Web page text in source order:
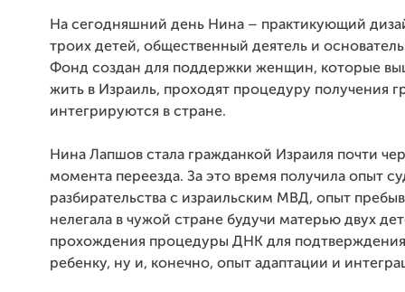
На сегодняшний день Нина – практикующий
троих детей, общественный деятель и
Фонд создан для поддержки женщин, которые
жить в Израиль, проходят процедуру получения
интегрируются в стране.
Нина Лапшов стала гражданкой Израиля почти
момента переезда. За это время получила опыт
разбирательства с израильским МВД, опыт
нелегала в чужой стране будучи матерью двух
прохождения процедуры ДНК для
ребенку, ну и, конечно, опыт адаптации и